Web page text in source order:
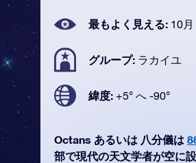
最もよく見える: 10月
グループ: ラカイユ
緯度: +5° へ -90°
Octans あるいは 八分儀は
部で現代の天文学者が空に